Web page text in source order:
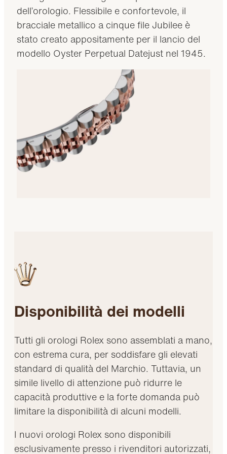
dell’orologio. Flessibile e confortevole, il
bracciale metallico a cinque file Jubilee è
stato creato appositamente per il lancio del
modello Oyster Perpetual Datejust nel 1945.
Disponibilità dei modelli
Tutti gli orologi Rolex sono assemblati a mano,
con estrema cura, per soddisfare gli elevati
standard di qualità del Marchio. Tuttavia, un
simile livello di attenzione può ridurre le
capacità produttive e la forte domanda può
limitare la disponibilità di alcuni modelli.
I nuovi orologi Rolex sono disponibili
esclusivamente presso i rivenditori autorizzati,